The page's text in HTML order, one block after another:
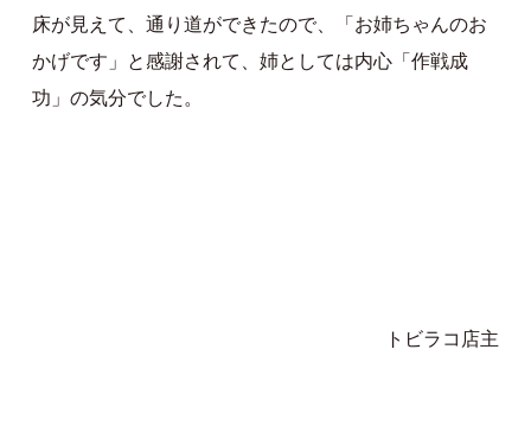
床が見えて、通り道ができたので、「お姉ちゃんのお
かげです」と感謝されて、姉としては内心「作戦成
功」の気分でした。
トビラコ店主